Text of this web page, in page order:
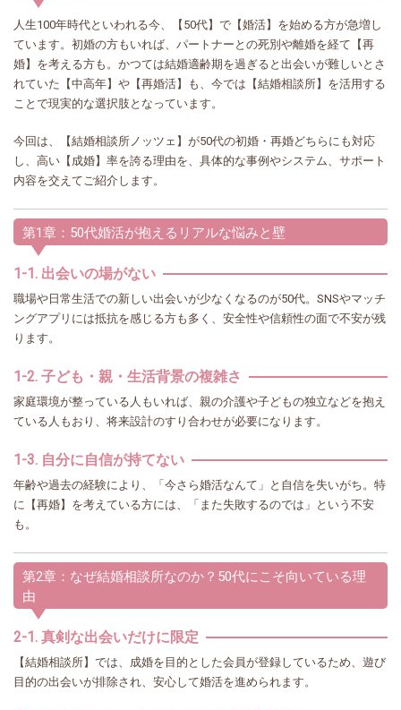
人生100年時代といわれる今、【50代】で【婚活】を始める方が急増し
ています。初婚の方もいれば、パートナーとの死別や離婚を経て【再
婚】を考える方も。かつては結婚適齢期を過ぎると出会いが難しいとさ
れていた【中高年】や【再婚活】も、今では【結婚相談所】を活用する
ことで現実的な選択肢となっています。
今回は、【結婚相談所ノッツェ】が50代の初婚・再婚どちらにも対応
し、高い【成婚】率を誇る理由を、具体的な事例やシステム、サポート
内容を交えてご紹介します。
第1章：50代婚活が抱えるリアルな悩みと壁
1-1. 出会いの場がない
職場や日常生活での新しい出会いが少なくなるのが50代。SNSやマッチ
ングアプリには抵抗を感じる方も多く、安全性や信頼性の面で不安が残
ります。
1-2. 子ども・親・生活背景の複雑さ
家庭環境が整っている人もいれば、親の介護や子どもの独立などを抱え
ている人もおり、将来設計のすり合わせが必要になります。
1-3. 自分に自信が持てない
年齢や過去の経験により、「今さら婚活なんて」と自信を失いがち。特
に【再婚】を考えている方には、「また失敗するのでは」という不安
も。
第2章：なぜ結婚相談所なのか？50代にこそ向いている理
由
2-1. 真剣な出会いだけに限定
【結婚相談所】では、成婚を目的とした会員が登録しているため、遊び
目的の出会いが排除され、安心して婚活を進められます。